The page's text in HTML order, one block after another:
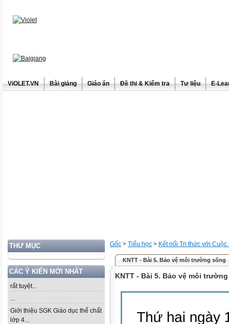
ViOLET.VN Bài giảng Giáo án Đề thi & Kiểm tra Tư liệu E-
THƯ MỤC
CÁC Ý KIẾN MỚI NHẤT
rất tuyệt...
...
Giới thiệu SGK Giáo dục thể chất
lớp 4...
Gốc > Tiểu học > Kết nối Tri thức với Cuộc
KNTT - Bài 5. Bảo vệ môi trường sống
KNTT - Bài 5. Bảo vệ môi